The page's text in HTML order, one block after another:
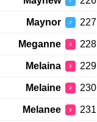
227
♂
Maynor
228
♀
Meganne
229
♀
Melaina
230
♀
Melaine
231
♀
Melanee